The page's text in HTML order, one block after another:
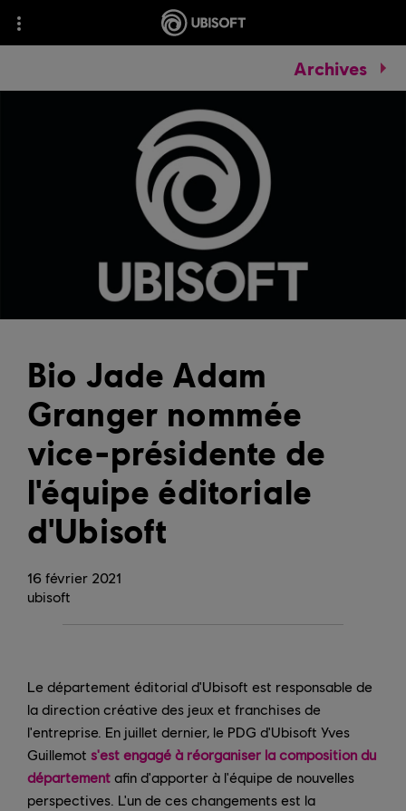
Archives
16 février 2021
Bio Jade Adam
Granger nommée
vice-présidente de
l'équipe éditoriale
d'Ubisoft
ubisoft
Le département éditorial d'Ubisoft est responsable de
la direction créative des jeux et franchises de
l'entreprise. En juillet dernier, le PDG d'Ubisoft Yves
Guillemot s'est engagé à réorganiser la composition du
département afin d'apporter à l'équipe de nouvelles
perspectives. L'un de ces changements est la